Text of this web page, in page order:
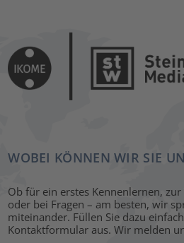
WOBEI KÖNNEN WIR SIE
Ob für ein erstes Kennenlernen,
oder bei Fragen – am besten, wir
miteinander. Füllen Sie dazu
Kontaktformular aus. Wir melden